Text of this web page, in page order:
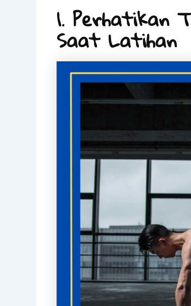
1. Perhatikan
Saat Latihan